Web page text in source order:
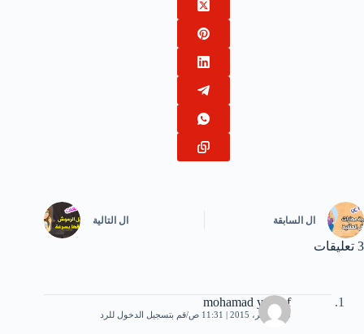
ال السابقة ال التالية
3 تعليقات
mohamad yousef
13 نوفمبر، 2015 | 11:31 ص قم بتسجيل الدخول للرد